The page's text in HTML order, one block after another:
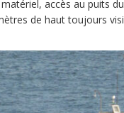
matériel, accès au puits
de haut toujours